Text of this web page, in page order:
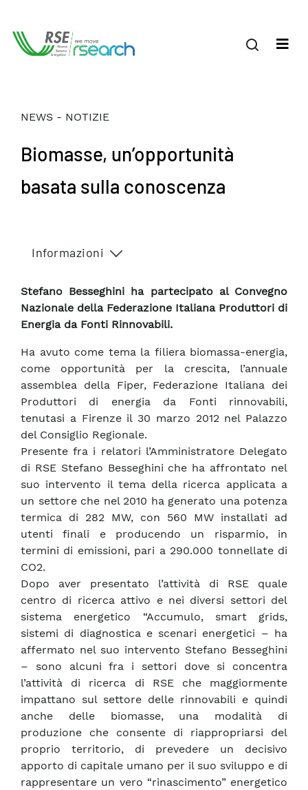
NEWS - NOTIZIE
Biomasse, un’opportunità
basata sulla conoscenza
Informazioni
Stefano Besseghini ha partecipato al Convegno
Nazionale della Federazione Italiana Produttori di
Energia da Fonti Rinnovabili.
Ha avuto come tema la filiera biomassa-energia,
come opportunità per la crescita, l’annuale
assemblea della Fiper, Federazione Italiana dei
Produttori di energia da Fonti rinnovabili,
tenutasi a Firenze il 30 marzo 2012 nel Palazzo
del Consiglio Regionale.
Presente fra i relatori l’Amministratore Delegato
di RSE Stefano Besseghini che ha affrontato nel
suo intervento il tema della ricerca applicata a
un settore che nel 2010 ha generato una potenza
termica di 282 MW, con 560 MW installati ad
utenti finali e producendo un risparmio, in
termini di emissioni, pari a 290.000 tonnellate di
CO2.
Dopo aver presentato l’attività di RSE quale
centro di ricerca attivo e nei diversi settori del
sistema energetico “Accumulo, smart grids,
sistemi di diagnostica e scenari energetici – ha
affermato nel suo intervento Stefano Besseghini
– sono alcuni fra i settori dove si concentra
l’attività di ricerca di RSE che maggiormente
impattano sul settore delle rinnovabili e quindi
anche delle biomasse, una modalità di
produzione che consente di riappropriarsi del
proprio territorio, di prevedere un decisivo
apporto di capitale umano per il suo sviluppo e di
rappresentare un vero “rinascimento” energetico